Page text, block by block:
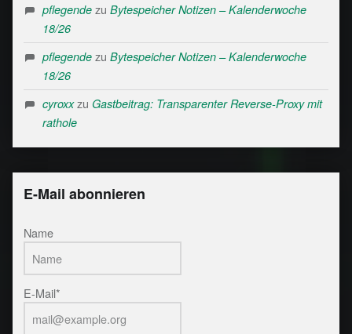
pflegendezu Bytespeicher Notizen – Kalenderwoche
18/26
pflegendezu Bytespeicher Notizen – Kalenderwoche
18/26
cyroxxzu Gastbeitrag: Transparenter Reverse-Proxy mit
rathole
E-Mail abonnieren
Name
E-Mail*